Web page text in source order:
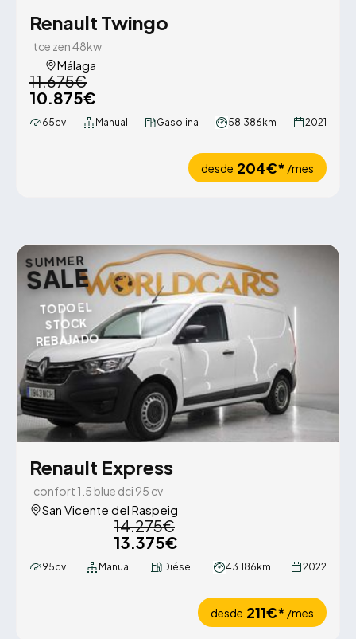
Renault Twingo
tce zen 48kw
Málaga
11.675€
10.875€
65cv Manual Gasolina 58.386km 2021
desde 204€* /mes
SUMMER
SALE
TODO EL
STOCK
REBAJADO
Renault Express
confort 1.5 blue dci 95 cv
San Vicente del Raspeig
14.275€
13.375€
95cv Manual Diésel 43.186km 2022
desde 211€* /mes